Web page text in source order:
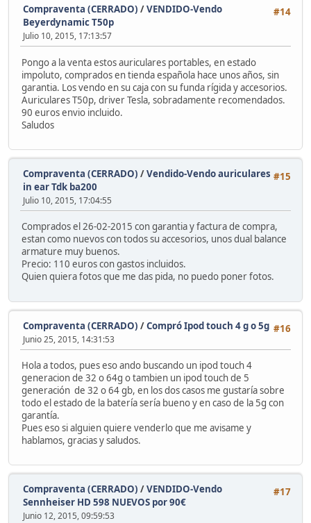
#14
Compraventa (CERRADO) /VENDIDO-Vendo
Beyerdynamic T50p
Julio 10, 2015, 17:13:57
Pongo a la venta estos auriculares portables, en estado
impoluto, comprados en tienda española hace unos años, sin
garantia. Los vendo en su caja con su funda rígida y accesorios.
Auriculares T50p, driver Tesla, sobradamente recomendados.
90 euros envio incluido.
Saludos
#15
Compraventa (CERRADO) /Vendido-Vendo auriculares
in ear Tdk ba200
Julio 10, 2015, 17:04:55
Comprados el 26-02-2015 con garantia y factura de compra,
estan como nuevos con todos su accesorios, unos dual balance
armature muy buenos.
Precio: 110 euros con gastos incluidos.
Quien quiera fotos que me das pida, no puedo poner fotos.
#16
Compraventa (CERRADO) /Compró Ipod touch 4 g o 5g
Junio 25, 2015, 14:31:53
Hola a todos, pues eso ando buscando un ipod touch 4
generacion de 32 o 64g o tambien un ipod touch de 5
generación de 32 o 64 gb, en los dos casos me gustaría sobre
todo el estado de la batería sería bueno y en caso de la 5g con
garantía.
Pues eso si alguien quiere venderlo que me avisame y
hablamos, gracias y saludos.
#17
Compraventa (CERRADO) /VENDIDO-Vendo
Sennheiser HD 598 NUEVOS por 90€
Junio 12, 2015, 09:59:53